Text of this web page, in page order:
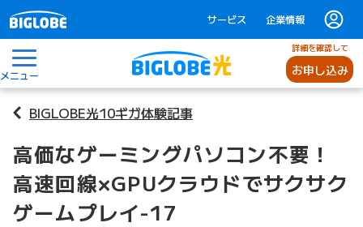
サービス 企業情報
メニュー
詳細を確認して
お申し込み
BIGLOBE光10ギガ体験記事
高価なゲーミングパソコン不要！
高速回線×GPUクラウドでサクサク
ゲームプレイ-17